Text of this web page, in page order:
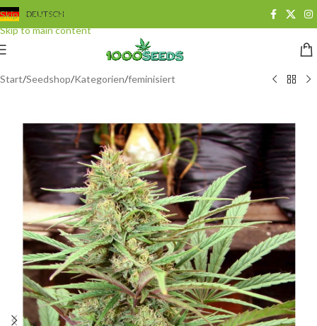
Skip to navigation
Skip to main content
DEUTSCH
Start/Seedshop/Kategorien/feminisiert